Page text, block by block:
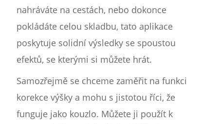
nahráváte na cestách, nebo dokonce
pokládáte celou skladbu, tato aplikace
poskytuje solidní výsledky se spoustou
efektů, se kterými si můžete hrát.
Samozřejmě se chceme zaměřit na funkci
korekce výšky a mohu s jistotou říci, že
funguje jako kouzlo. Můžete ji použít k